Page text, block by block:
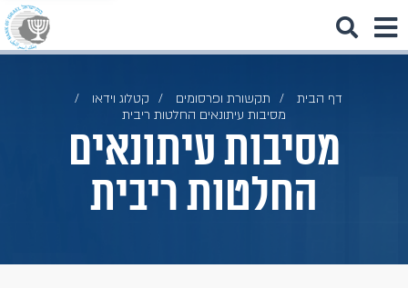
דף הבית תקשורת ופרסומים
קטלוג וידאו
מסיבות עיתונאים החלטות ריבית
מסיבות עיתונאים
החלטות ריבית